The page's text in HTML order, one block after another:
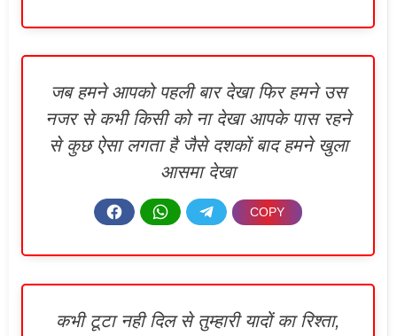
जब हमने आपको पहली बार देखा फिर हमने उस
नजर से कभी किसी को ना देखा आपके पास रहने
से कुछ ऐसा लगता है जैसे दशकों बाद हमने खुला
आसमा देखा
कभी टूटा नही दिल से तुम्हारी यादों का रिश्ता,